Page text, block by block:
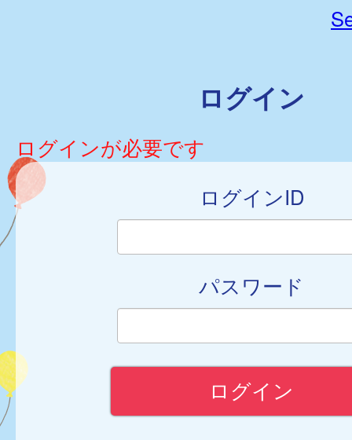
ログイン
ログインが必要です
ログインID
パスワード